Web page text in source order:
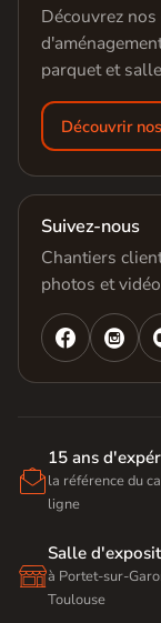
Découvrez
parquet et
Découvrir
Suivez-nous
Chantiers
photos et
 

15 ans
la référence du
ligne

Salle
à Portet-sur-
Toulouse